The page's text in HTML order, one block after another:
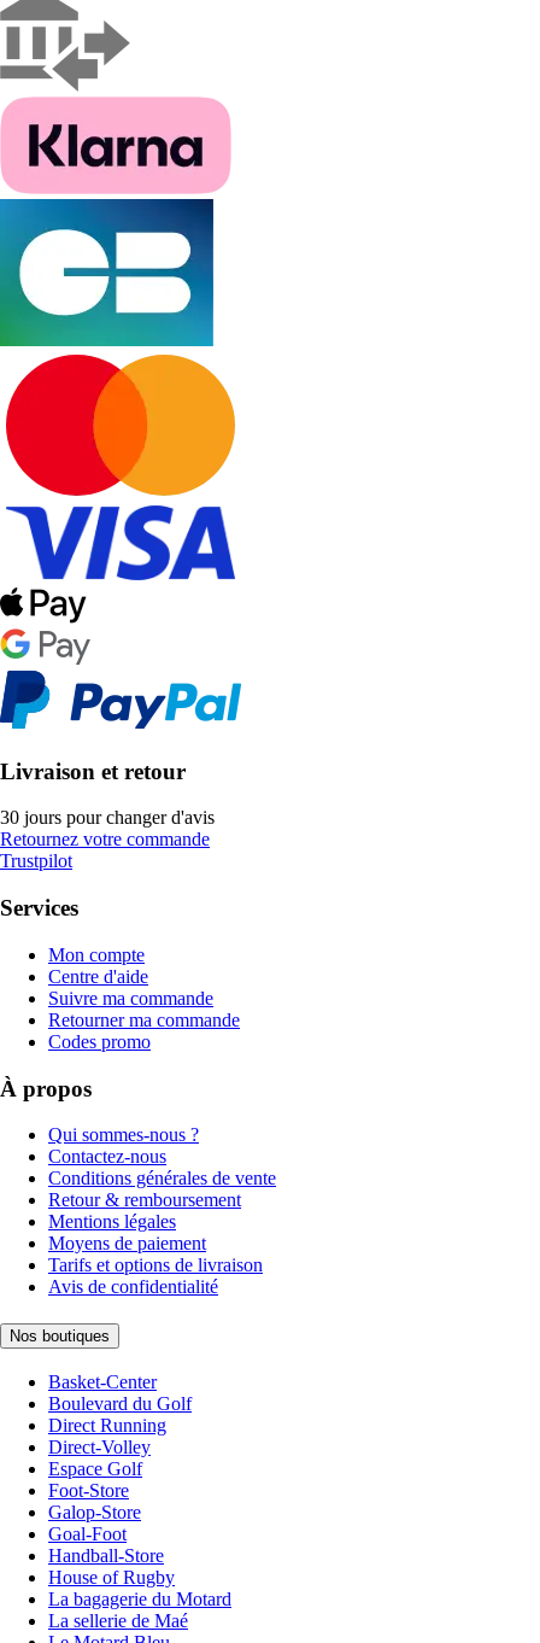
Livraison et retour
30 jours pour changer d'avis
Retournez votre commande
Trustpilot
Services
Mon compte
Centre d'aide
Suivre ma commande
Retourner ma commande
Codes promo
À propos
Qui sommes-nous ?
Contactez-nous
Conditions générales de vente
Retour & remboursement
Mentions légales
Moyens de paiement
Tarifs et options de livraison
Avis de confidentialité
Nos boutiques
Basket-Center
Boulevard du Golf
Direct Running
Direct-Volley
Espace Golf
Foot-Store
Galop-Store
Goal-Foot
Handball-Store
House of Rugby
La bagagerie du Motard
La sellerie de Maé